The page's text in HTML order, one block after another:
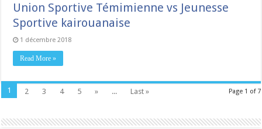
Union Sportive Témimienne vs Jeunesse
Sportive kairouanaise
1 décembre 2018
Read More »
Page 1 of 7
1 2 3 4 5 » ... Last »